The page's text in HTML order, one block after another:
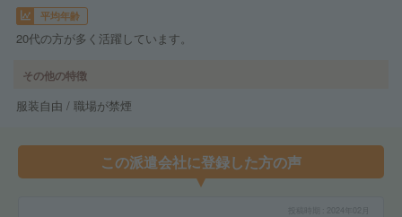
平均年齢
20代の方が多く活躍しています。
その他の特徴
服装自由 / 職場が禁煙
この派遣会社に登録した方の声
2024年02月